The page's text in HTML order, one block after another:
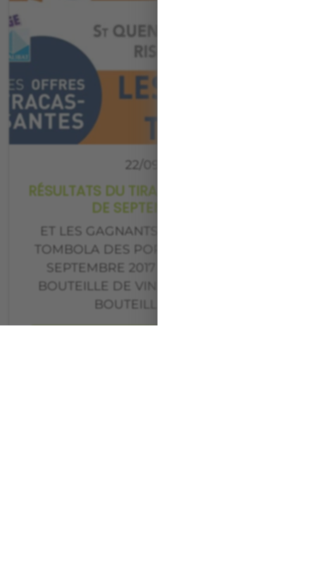
22/09/2017
RÉSULTATS DU TIRAGE DE LA TOMBOLA
DE SEPTEMBRE 2017
ET LES GAGNANTS DU TIRAGE DE LA
TOMBOLA DES PORTES OUVERTES DE
SEPTEMBRE 2017 SONT: N’GUYEN –
BOUTEILLE DE VIN MESINEGUILLEM –
BOUTEILLE DE VIN…